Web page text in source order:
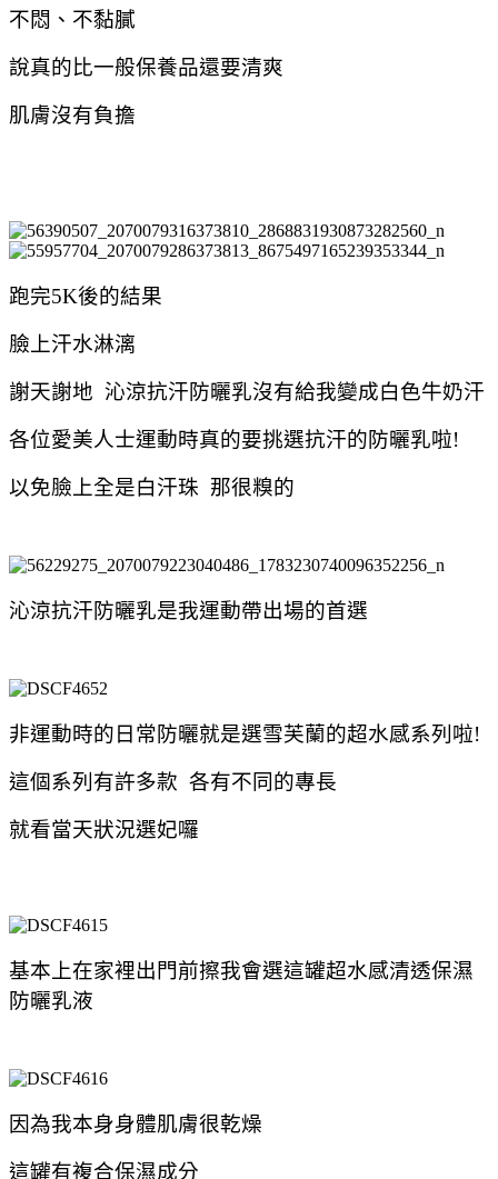
不悶、不黏膩
說真的比一般保養品還要清爽
肌膚沒有負擔
跑完5K後的結果
臉上汗水淋漓
謝天謝地 沁涼抗汗防曬乳沒有給我變成白色牛奶汗
各位愛美人士運動時真的要挑選抗汗的防曬乳啦!
以免臉上全是白汗珠 那很糗的
沁涼抗汗防曬乳是我運動帶出場的首選
非運動時的日常防曬就是選雪芙蘭的超水感系列啦!
這個系列有許多款 各有不同的專長
就看當天狀況選妃囉
基本上在家裡出門前擦我會選這罐超水感清透保濕
防曬乳液
因為我本身身體肌膚很乾燥
這罐有複合保濕成分